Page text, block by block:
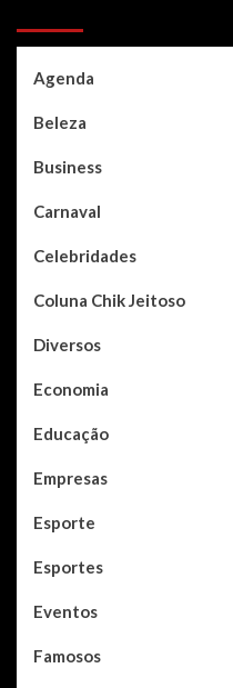
Agenda
Beleza
Business
Carnaval
Celebridades
Coluna Chik Jeitoso
Diversos
Economia
Educação
Empresas
Esporte
Esportes
Eventos
Famosos